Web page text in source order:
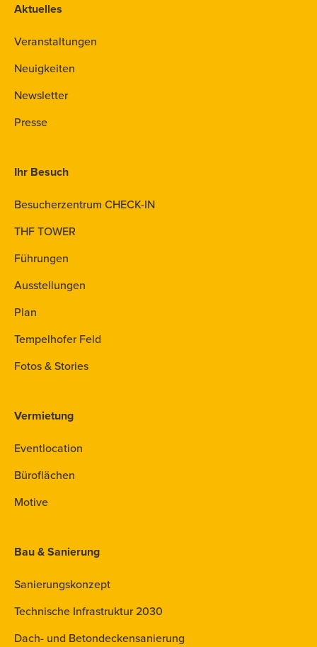
Aktuelles
Veranstaltungen
Neuigkeiten
Newsletter
Presse
Ihr Besuch
Besucherzentrum CHECK-IN
THF TOWER
Führungen
Ausstellungen
Plan
Tempelhofer Feld
Fotos & Stories
Vermietung
Eventlocation
Büroflächen
Motive
Bau & Sanierung
Sanierungskonzept
Technische Infrastruktur 2030
Dach- und Betondeckensanierung